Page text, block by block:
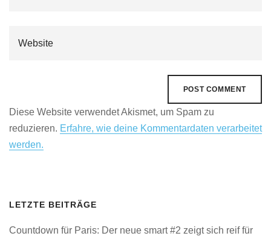
Diese Website verwendet Akismet, um Spam zu
reduzieren. Erfahre, wie deine Kommentardaten verarbeitet
werden.
LETZTE BEITRÄGE
Countdown für Paris: Der neue smart #2 zeigt sich reif für